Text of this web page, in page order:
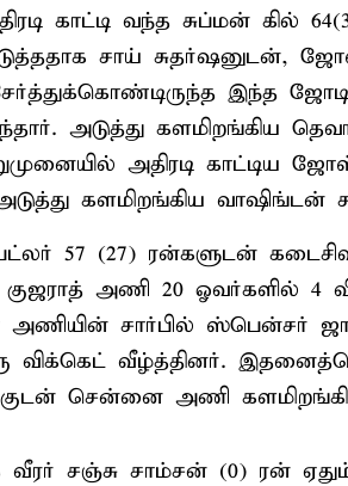
காட்டி வந்த சுப்மன் கில்
சாய் சுதர்ஷனுடன்,
இந்த
அடுத்து களமிறங்கிய
அதிரடி காட்டிய
களமிறங்கிய
57 (27) ரன்களுடன்
குஜராத் அணி 20 ஓவர்களில்
அணியின் சார்பில் ஸ்பென்சர்
விக்கெட் வீழ்த்தினர்.
சென்னை அணி
சஞ்சு சாம்சன் (0) ரன்